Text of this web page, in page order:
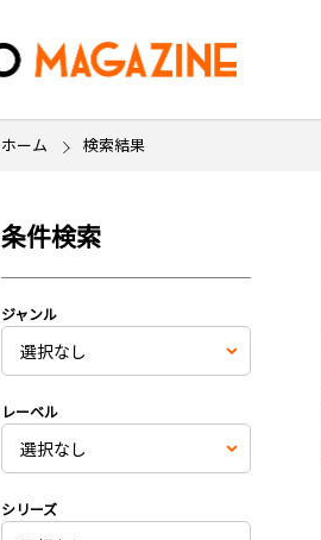
ホーム 検索結果
条件検索
ジャンル
レーベル
シリーズ